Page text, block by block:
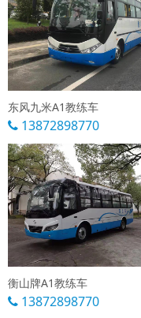
东风九米A1教练车
13872898770
衡山牌A1教练车
13872898770